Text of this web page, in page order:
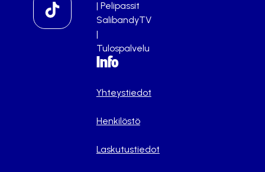
| Pelipassit
SalibandyTV
|
Tulospalvelu
Info
Yhteystiedot
Henkilöstö
Laskutustiedot